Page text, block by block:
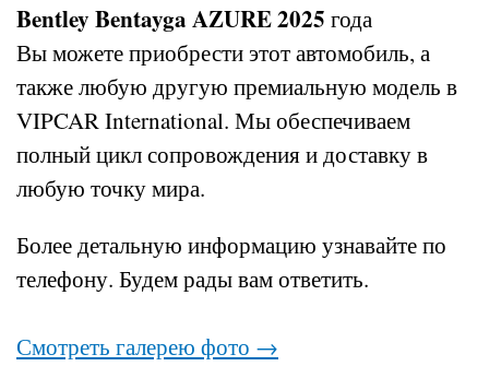
Bentley Bentayga AZURE 2025 года
Вы можете приобрести этот автомобиль, а
также любую другую премиальную модель в
VIPCAR International. Мы обеспечиваем
полный цикл сопровождения и доставку в
любую точку мира.
Более детальную информацию узнавайте по
телефону. Будем рады вам ответить.
Смотреть галерею фото →